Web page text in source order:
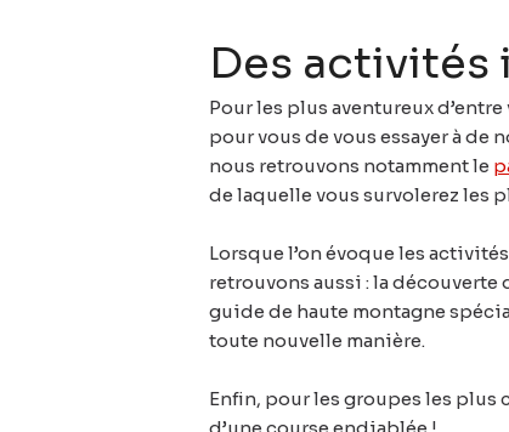
Des activités
Pour les plus aventureux
pour vous de vous essayer à
nous retrouvons notamment le
de laquelle vous survolerez les
Lorsque l’on évoque les
retrouvons aussi : la découverte
guide de haute montagne
toute nouvelle manière.
Enfin, pour les groupes les